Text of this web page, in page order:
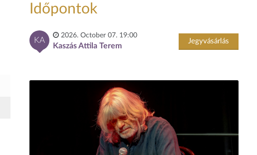
Időpontok
KA
2026. October 07. 19:00
Kaszás Attila Terem
Jegyvásárlás